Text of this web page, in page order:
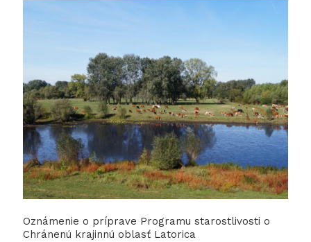
Oznámenie o príprave Programu starostlivosti o
Chránenú krajinnú oblasť Latorica